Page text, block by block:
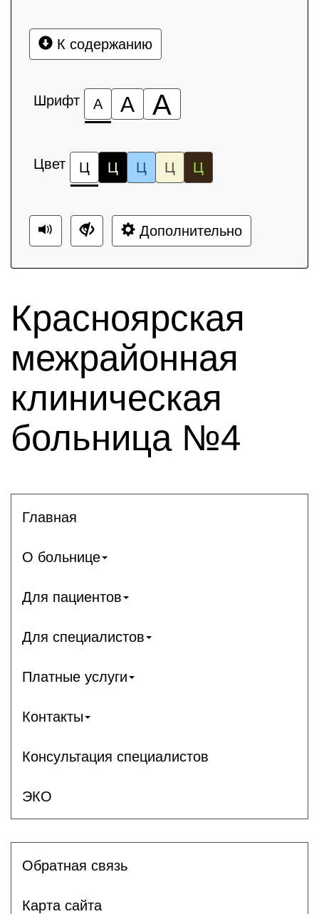
К содержанию
Шрифт А А А
Цвет Ц Ц Ц Ц Ц
Дополнительно
Красноярская
межрайонная
клиническая
больница №4
Главная
О больнице
Для пациентов
Для специалистов
Платные услуги
Контакты
Консультация специалистов
ЭКО
Обратная связь
Карта сайта